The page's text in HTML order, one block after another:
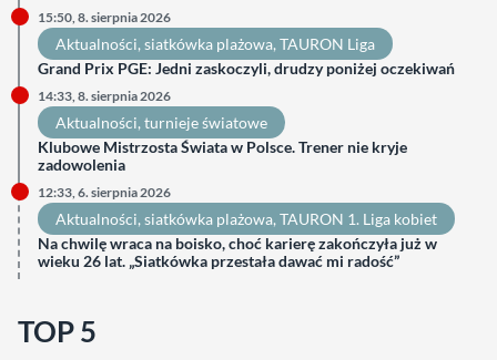
15:50, 8. sierpnia 2026
Aktualności, siatkówka plażowa, TAURON Liga
Grand Prix PGE: Jedni zaskoczyli, drudzy poniżej oczekiwań
14:33, 8. sierpnia 2026
Aktualności, turnieje światowe
Klubowe Mistrzosta Świata w Polsce. Trener nie kryje
zadowolenia
12:33, 6. sierpnia 2026
Aktualności, siatkówka plażowa, TAURON 1. Liga kobiet
Na chwilę wraca na boisko, choć karierę zakończyła już w
wieku 26 lat. „Siatkówka przestała dawać mi radość”
TOP 5